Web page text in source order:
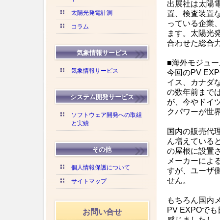
太陽光発電計測
コラム
気象情報サービス
気象情報サービス
システム開発サービス
ソフトウェア開発への取組
と実績
その他
個人情報保護について
サイトマップ
お問い合せ
出展社は太陽
置、検査装置
っている企業
ます。太陽光
合わせた総合
■海外モジュ
今回のPV
イス、カナダ
の数年前まで
が、今やドイ
クパワーが世
国内の販売代
ん増えている
の屋根に設置
メーカーによ
すが、ユーザ
せん。
もちろん国内
PV EXPOで